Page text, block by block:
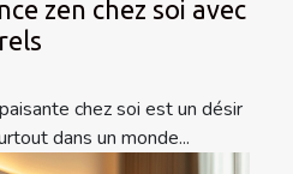
zen chez soi avec
chez soi est un désir
dans un monde...